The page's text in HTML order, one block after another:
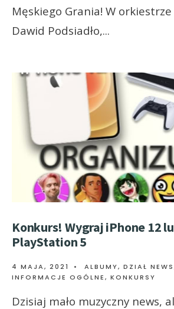
Męskiego Grania! W
Dawid Podsiadło,...
Konkurs! Wygraj iPhone 12
PlayStation 5
4 MAJA, 2021 • ALBUMY, DZIAŁ NEWS
INFORMACJE OGÓLNE, KONKURSY
Dzisiaj mało muzyczny news,